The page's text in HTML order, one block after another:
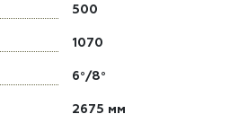
500
1070
6°/8°
2675 мм